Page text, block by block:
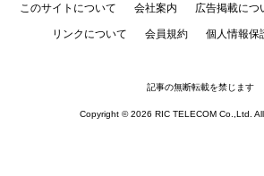
このサイトについて 会社案内 広告掲載につ
リンクについて 会員規約 個人情報保
記事の無断転載を禁じます
Copyright © 2026 RIC TELECOM Co.,Ltd. All